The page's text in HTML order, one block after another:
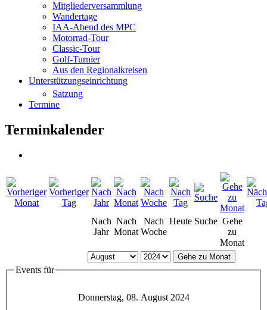
Mitgliederversammlung
Wandertage
IAA-Abend des MPC
Motorrad-Tour
Classic-Tour
Golf-Turnier
Aus den Regionalkreisen
Unterstützungseinrichtung
Satzung
Termine
Terminkalender
Nach
Jahr
Nach
Monat
Nach
Woche
Heute Suche Gehe
zu
Monat
Gehe zu Monat
Events für
Donnerstag, 08. August 2024